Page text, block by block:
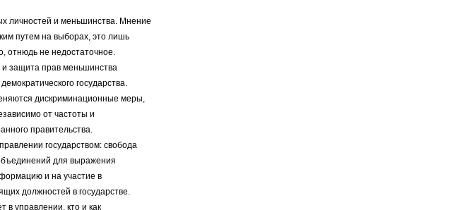
личностей и меньшинства. Мнение
путем на выборах, это лишь
отнюдь не недостаточное.
защита прав меньшинства
государства.
дискриминационные меры,
от частоты и
правительства.
государством: свобода
для выражения
и на участие в
должностей в государстве.
в управлении, кто и как